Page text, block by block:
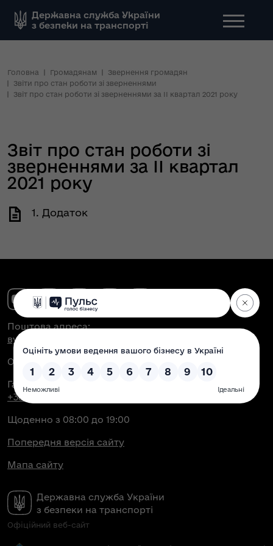
Державна служба України
з безпеки на транспорті
Головна Громадянам
Звернення громадян
Звіти про стан роботи зі зверненнями
Звіт про стан роботи зі зверненнями за ІІ квартал 2021 року
Звіт про стан роботи зі
зверненнями за ІІ квартал
2021 року
1. Додаток
Державна служба України
з безпеки на транспорті
Офіційний веб-сайт
Поштова адреса:
вул. Антоновича, 51, м. Київ, 03150
Офіційна електронна пошта:
Гаряча лінія Укртрансбезпеки:
+38 (044) 350-43-04
Щоденно з 08:00 до 19:00
Попередня версія сайту
Мапа сайту